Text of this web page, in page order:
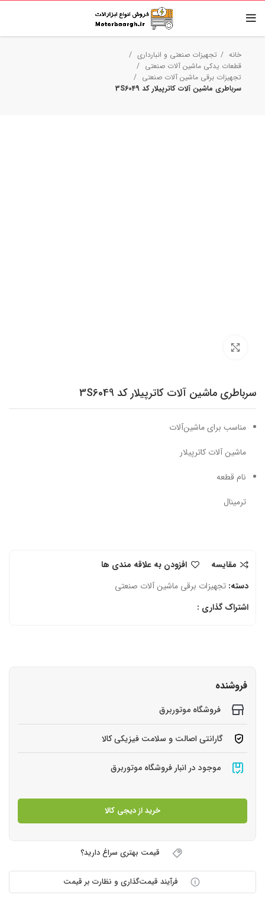
خانه
تجهیزات صنعتی و انبارداری
قطعات یدکی ماشین آلات صنعتی
تجهیزات برقی ماشین آلات صنعتی
سرباطری ماشین آلات کاترپیلار کد 3S6049
سرباطری ماشین آلات کاترپیلار کد 3S6049
مناسب برای ماشین‌آلات
ماشین آلات کاترپیلار
نام قطعه
ترمینال
مقایسه
افزودن به علاقه مندی ها
دسته: تجهیزات برقی ماشین آلات صنعتی
اشتراک گذاری :
فروشنده
فروشگاه موتوربرق
گارانتی اصالت و سلامت فیزیکی کالا
موجود در انبار فروشگاه موتوربرق
خرید از دیجی کالا
قیمت بهتری سراغ دارید؟
فرآیند قیمت‌گذاری و نظارت بر قیمت